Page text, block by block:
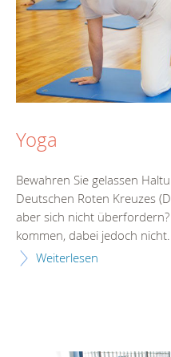
Yoga
Bewahren Sie gelassen
Deutschen Roten Kreuzes
aber sich nicht
kommen, dabei jedoch nicht...
Weiterlesen